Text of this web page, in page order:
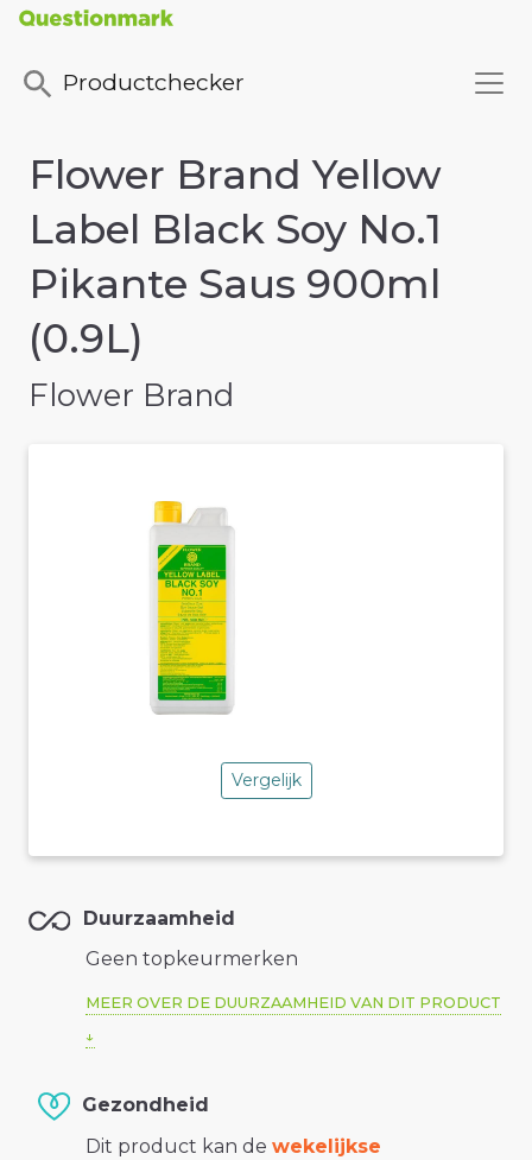
Productchecker
Flower Brand Yellow
Label Black Soy No.1
Pikante Saus 900ml
(0.9L)
Flower Brand
Vergelijk
Duurzaamheid
Geen topkeurmerken
MEER OVER DE DUURZAAMHEID VAN DIT PRODUCT
Gezondheid
Dit product kan de wekelijkse